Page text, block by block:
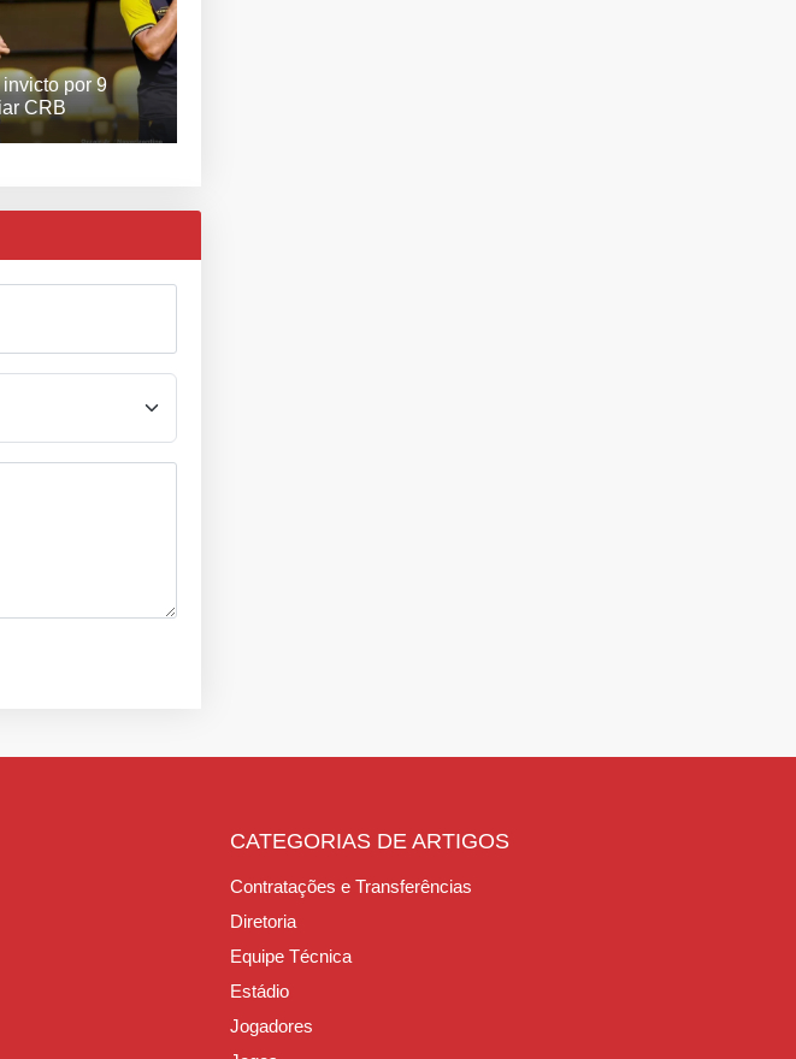
por 9
CRB
CATEGORIAS DE ARTIGOS
Contratações e Transferências
Diretoria
Equipe Técnica
Estádio
Jogadores